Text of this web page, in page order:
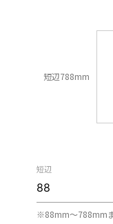
短辺788mm
短辺
※88mm〜788mm